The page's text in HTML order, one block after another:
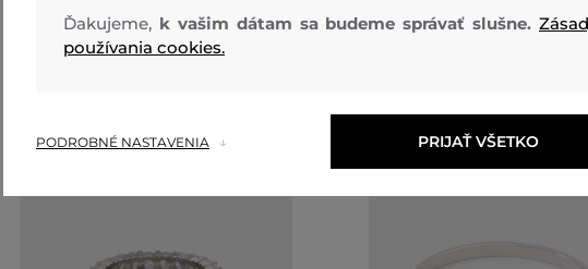
Ďakujeme, k vašim dátam sa budeme správať slušne.
používania cookies.
PODROBNÉ NASTAVENIA PRIJAŤ VŠETKO